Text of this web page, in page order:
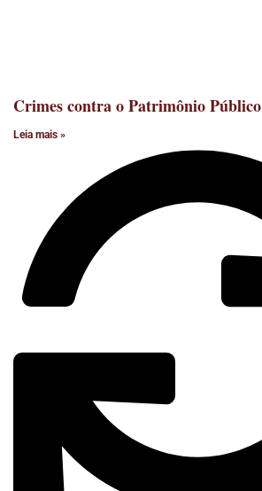
Crimes contra o Patrimônio Público
Leia mais »